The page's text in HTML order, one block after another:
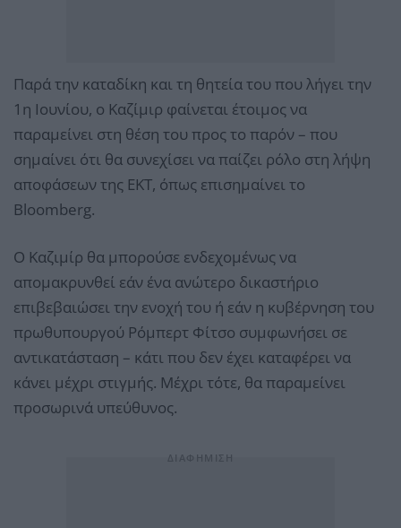
Παρά την καταδίκη και τη θητεία του που λήγει την
1η Ιουνίου, ο Καζίμιρ φαίνεται έτοιμος να
παραμείνει στη θέση του προς το παρόν – που
σημαίνει ότι θα συνεχίσει να παίζει ρόλο στη λήψη
αποφάσεων της ΕΚΤ, όπως επισημαίνει το
Bloomberg.
Ο Καζιμίρ θα μπορούσε ενδεχομένως να
απομακρυνθεί εάν ένα ανώτερο δικαστήριο
επιβεβαιώσει την ενοχή του ή εάν η κυβέρνηση του
πρωθυπουργού Ρόμπερτ Φίτσο συμφωνήσει σε
αντικατάσταση – κάτι που δεν έχει καταφέρει να
κάνει μέχρι στιγμής. Μέχρι τότε, θα παραμείνει
προσωρινά υπεύθυνος.